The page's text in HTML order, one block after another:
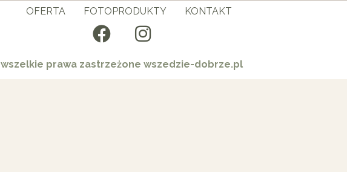
OFERTA FOTOPRODUKTY KONTAKT
wszelkie prawa zastrzeżone wszedzie-dobrze.pl